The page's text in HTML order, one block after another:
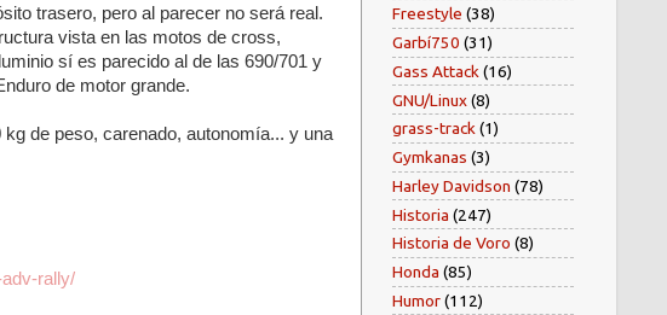
trasero, pero al parecer no será real.
vista en las motos de cross,
sí es parecido al de las 690/701 y
de motor grande.
de peso, carenado, autonomía... y una
rally/
Freestyle (38)
Garbí750 (31)
Gass Attack (16)
GNU/Linux(8)
grass-track(1)
Gymkanas (3)
Harley Davidson (78)
Historia (247)
Historia de Voro (8)
Honda (85)
Humor(112)